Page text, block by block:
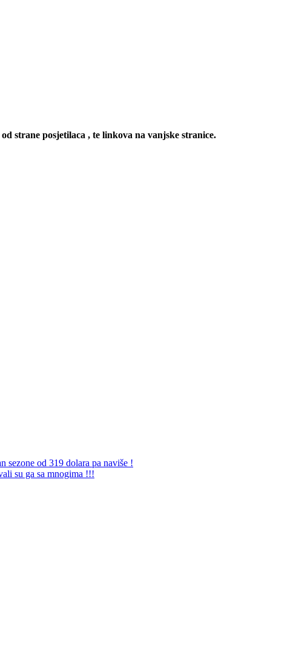
strane posjetilaca , te linkova na vanjske stranice.
sezone od 319 dolara pa naviše !
su ga sa mnogima !!!